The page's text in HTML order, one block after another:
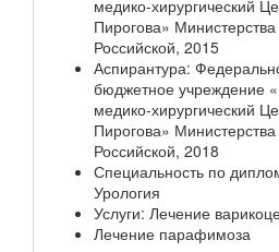
медико-хирургический
Пирогова»
Российской, 2015
Аспирантура:
бюджетное учреждение
медико-хирургический
Пирогова»
Российской, 2018
Специальность по
Урология
Услуги: Лечение
Лечение парафимоза